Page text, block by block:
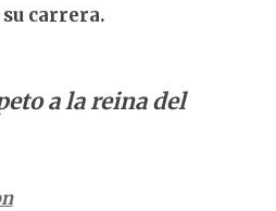
carrera.
a la reina del